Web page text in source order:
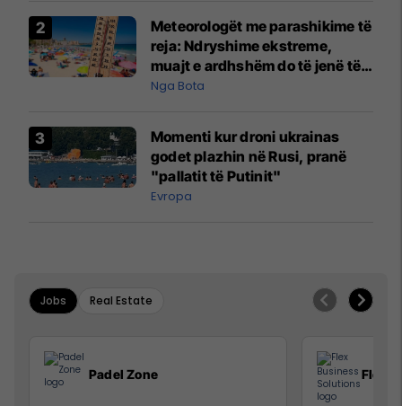
Meteorologët me parashikime të
reja: Ndryshime ekstreme,
muajt e ardhshëm do të jenë të
pazakontë
Nga Bota
Momenti kur droni ukrainas
godet plazhin në Rusi, pranë
"pallatit të Putinit"
Evropa
Jobs Real Estate
Padel Zone Flex